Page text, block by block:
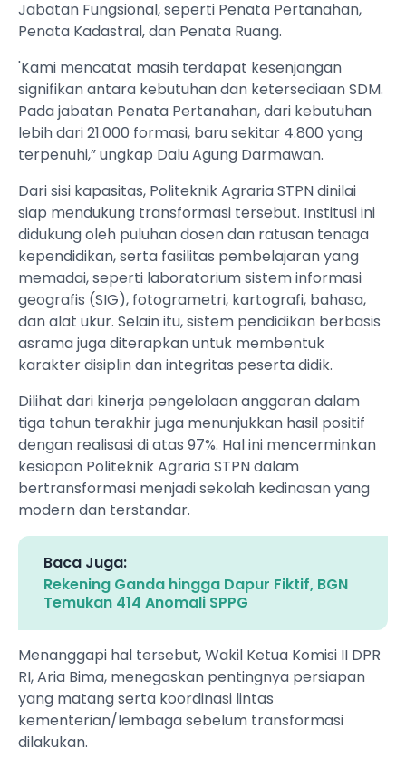
Jabatan Fungsional, seperti Penata Pertanahan,
Penata Kadastral, dan Penata Ruang.
'Kami mencatat masih terdapat kesenjangan
signifikan antara kebutuhan dan ketersediaan SDM.
Pada jabatan Penata Pertanahan, dari kebutuhan
lebih dari 21.000 formasi, baru sekitar 4.800 yang
terpenuhi,” ungkap Dalu Agung Darmawan.
Dari sisi kapasitas, Politeknik Agraria STPN dinilai
siap mendukung transformasi tersebut. Institusi ini
didukung oleh puluhan dosen dan ratusan tenaga
kependidikan, serta fasilitas pembelajaran yang
memadai, seperti laboratorium sistem informasi
geografis (SIG), fotogrametri, kartografi, bahasa,
dan alat ukur. Selain itu, sistem pendidikan berbasis
asrama juga diterapkan untuk membentuk
karakter disiplin dan integritas peserta didik.
Dilihat dari kinerja pengelolaan anggaran dalam
tiga tahun terakhir juga menunjukkan hasil positif
dengan realisasi di atas 97%. Hal ini mencerminkan
kesiapan Politeknik Agraria STPN dalam
bertransformasi menjadi sekolah kedinasan yang
modern dan terstandar.
Baca Juga:
Rekening Ganda hingga Dapur Fiktif, BGN
Temukan 414 Anomali SPPG
Menanggapi hal tersebut, Wakil Ketua Komisi II DPR
RI, Aria Bima, menegaskan pentingnya persiapan
yang matang serta koordinasi lintas
kementerian/lembaga sebelum transformasi
dilakukan.